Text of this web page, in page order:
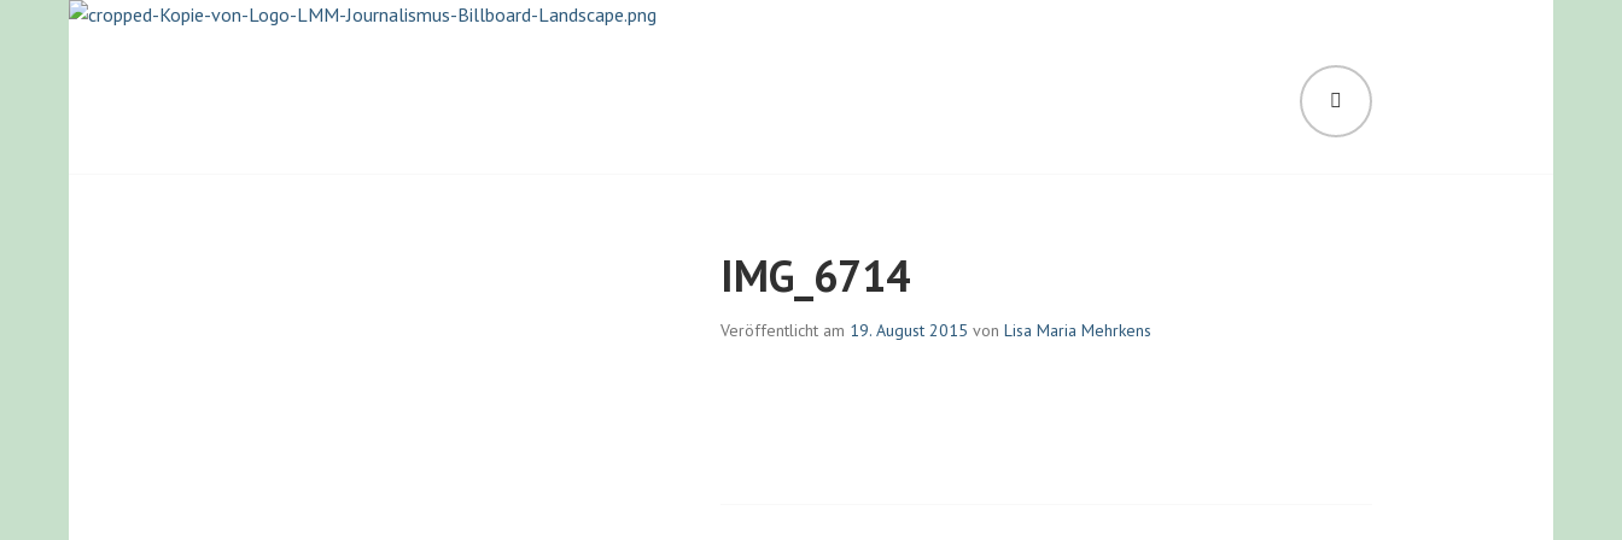
Springe
SUCHEN
IMG_6714
Veröffentlicht am 19. August 2015 von Lisa Maria Mehrkens